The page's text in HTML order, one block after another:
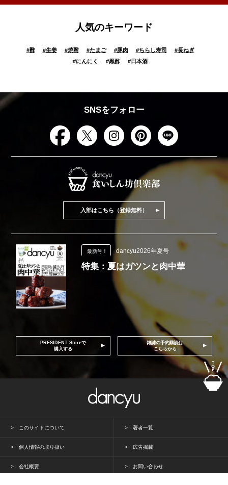
人気のキーワード
#酢 #生姜 #焼酎 #たまご #豚肉 #ちらし寿司 #長ねぎ
#にんにく #黒酢 #日本酒
SNSをフォロー
入部はこちら（登録無料）
最新号！ dancyu2026年夏号
特集：夏はガツンと肉中華
PRESIDENT Storeで
購入する
雑誌の予約購読は
こちらから
このサイトについて 著者一覧
個人情報の取り扱い 広告掲載
会社概要 お問い合わせ